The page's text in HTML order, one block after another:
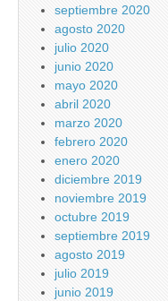
septiembre 2020
agosto 2020
julio 2020
junio 2020
mayo 2020
abril 2020
marzo 2020
febrero 2020
enero 2020
diciembre 2019
noviembre 2019
octubre 2019
septiembre 2019
agosto 2019
julio 2019
junio 2019